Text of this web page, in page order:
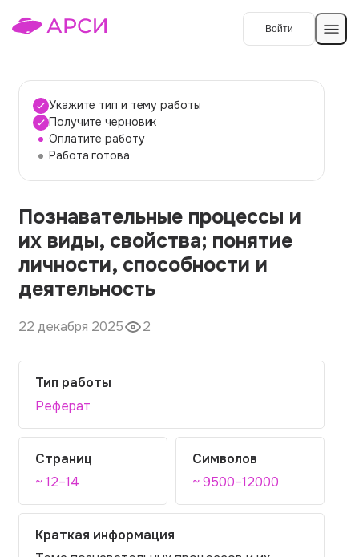
Войти
Темы работ
О сервисе
О компании
Наши гарантии
Порядок оплаты
Контакты
Укажите тип и тему работы
Получите черновик
Оплатите работу
Работа готова
Познавательные процессы и
их виды, свойства; понятие
личности, способности и
деятельность
22 декабря 2025 2
Тип работы
Реферат
Страниц
~ 12–14
Символов
~ 9500–12000
Краткая информация